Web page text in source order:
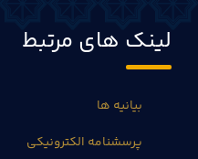
لینک های مرتبط
بیانیه ها
پرسشنامه الکترونیکی